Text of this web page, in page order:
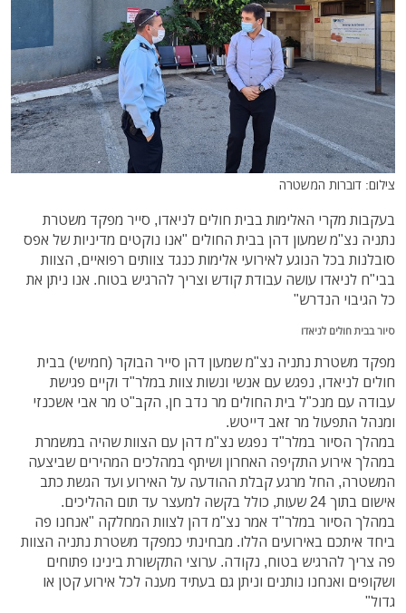
צילום: דוברות המשטרה
בעקבות מקרי האלימות בבית חולים לניאדו, סייר מפקד משטרת
נתניה נצ"מ שמעון דהן בבית החולים "אנו נוקטים מדיניות של אפס
סובלנות בכל הנוגע לאירועי אלימות כנגד צוותים רפואיים, הצוות
בבי"ח לניאדו עושה עבודת קודש וצריך להרגיש בטוח. אנו ניתן את
כל הגיבוי הנדרש"
סיור בבית חולים לניאדו
מפקד משטרת נתניה נצ"מ שמעון דהן סייר הבוקר (חמישי) בבית
חולים לניאדו, נפגש עם אנשי ונשות צוות במלר"ד וקיים פגישת
עבודה עם מנכ"ל בית החולים מר נדב חן, הקב"ט מר אבי אשכנזי
ומנהל התפעול מר זאב דייטש.
במהלך הסיור במלר"ד נפגש נצ"מ דהן עם הצוות שהיה במשמרת
במהלך אירוע התקיפה האחרון ושיתף במהלכים המהירים שביצעה
המשטרה, החל מרגע קבלת ההודעה על האירוע ועד הגשת כתב
אישום בתוך 24 שעות, כולל בקשה למעצר עד תום ההליכים.
במהלך הסיור במלר"ד אמר נצ"מ דהן לצוות המחלקה "אנחנו פה
ביחד איתכם באירועים הללו. מבחינתי כמפקד משטרת נתניה הצוות
פה צריך להרגיש בטוח, נקודה. ערוצי התקשורת בינינו פתוחים
ושקופים ואנחנו נותנים וניתן גם בעתיד מענה לכל אירוע קטן או
גדול"